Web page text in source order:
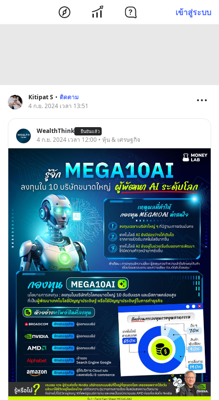
เข้าสู่ระบบ
Kitipat S • ติดตาม
4 ก.ย. 2024 เวลา 13:51
WealthThink ยืนยันแล้ว
4 ก.ย. 2024 เวลา 12:00 • หุ้น & เศรษฐกิจ